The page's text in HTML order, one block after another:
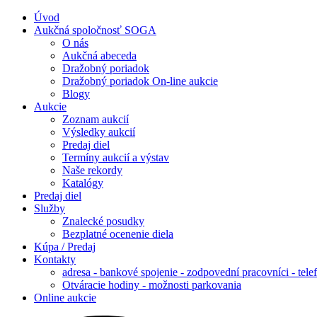
Úvod
Aukčná spoločnosť SOGA
O nás
Aukčná abeceda
Dražobný poriadok
Dražobný poriadok On-line aukcie
Blogy
Aukcie
Zoznam aukcií
Výsledky aukcií
Predaj diel
Termíny aukcií a výstav
Naše rekordy
Katalógy
Predaj diel
Služby
Znalecké posudky
Bezplatné ocenenie diela
Kúpa / Predaj
Kontakty
adresa - bankové spojenie - zodpovední pracovníci -
Otváracie hodiny - možnosti parkovania
Online aukcie